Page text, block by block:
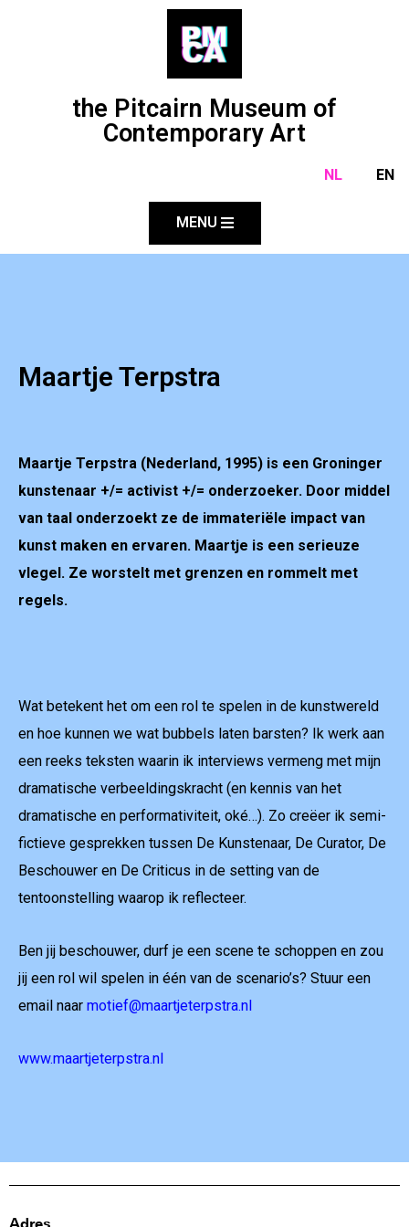
the Pitcairn Museum of
Contemporary Art
NL EN
MENU
Maartje Terpstra
Maartje Terpstra (Nederland, 1995) is een Groninger
kunstenaar +/= activist +/= onderzoeker. Door middel
van taal onderzoekt ze de immateriële impact van
kunst maken en ervaren. Maartje is een serieuze
vlegel. Ze worstelt met grenzen en rommelt met
regels.
Wat betekent het om een rol te spelen in de kunstwereld
en hoe kunnen we wat bubbels laten barsten? Ik werk aan
een reeks teksten waarin ik interviews vermeng met mijn
dramatische verbeeldingskracht (en kennis van het
dramatische en performativiteit, oké…). Zo creëer ik semi-
fictieve gesprekken tussen De Kunstenaar, De Curator, De
Beschouwer en De Criticus in de setting van de
tentoonstelling waarop ik reflecteer.
Ben jij beschouwer, durf je een scene te schoppen en zou
jij een rol wil spelen in één van de scenario’s? Stuur een
email naar motief@maartjeterpstra.nl
www.maartjeterpstra.nl